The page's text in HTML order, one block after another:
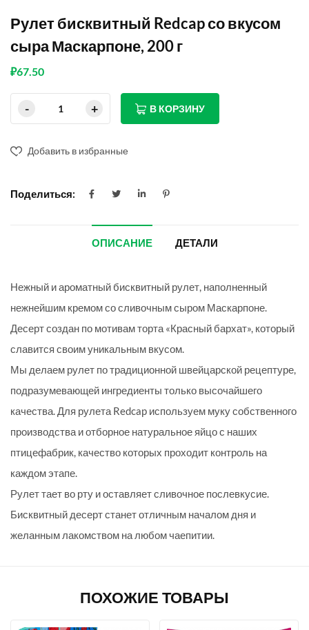
Рулет бисквитный Redcap со вкусом
сыра Маскарпоне, 200 г
₽67.50
В КОРЗИНУ
Добавить в избранные
Поделиться:
ОПИСАНИЕ ДЕТАЛИ
Нежный и ароматный бисквитный рулет, наполненный
нежнейшим кремом со сливочным сыром Маскарпоне.
Десерт создан по мотивам торта «Красный бархат», который
славится своим уникальным вкусом.
Мы делаем рулет по традиционной швейцарской рецептуре,
подразумевающей ингредиенты только высочайшего
качества. Для рулета Redcap используем муку собственного
производства и отборное натуральное яйцо с наших
птицефабрик, качество которых проходит контроль на
каждом этапе.
Рулет тает во рту и оставляет сливочное послевкусие.
Бисквитный десерт станет отличным началом дня и
желанным лакомством на любом чаепитии.
ПОХОЖИЕ ТОВАРЫ